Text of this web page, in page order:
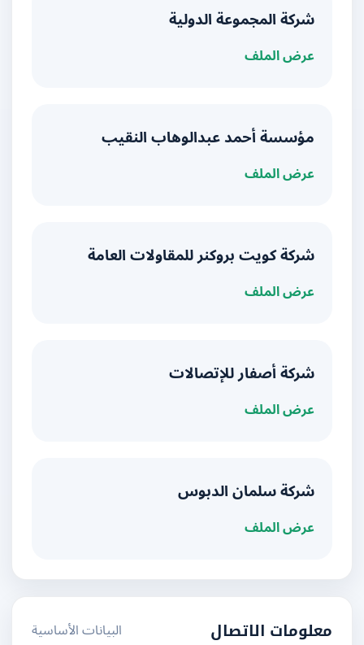
شركة المجموعة الدولية
عرض الملف
مؤسسة أحمد عبدالوهاب النقيب
عرض الملف
شركة كويت بروكنر للمقاولات العامة
عرض الملف
شركة أصفار للإتصالات
عرض الملف
شركة سلمان الدبوس
عرض الملف
معلومات الاتصال
البيانات الأساسية